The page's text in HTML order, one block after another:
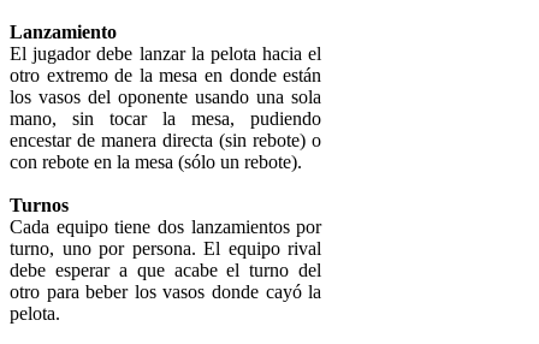
Lanzamiento
El jugador debe lanzar la pelota hacia el
otro extremo de la mesa en donde están
los vasos del oponente usando una sola
mano, sin tocar la mesa, pudiendo
encestar de manera directa (sin rebote) o
con rebote en la mesa (sólo un rebote).
Turnos
Cada equipo tiene dos lanzamientos por
turno, uno por persona. El equipo rival
debe esperar a que acabe el turno del
otro para beber los vasos donde cayó la
pelota.